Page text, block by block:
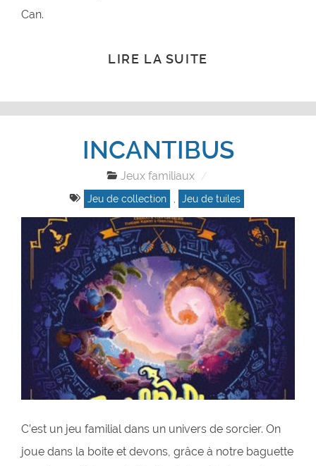
Can.
LIRE LA SUITE
INCANTIBUS
Jeux familiaux
Jeu de collection Jeu de tuiles
C’est un jeu familial dans un univers de sorcier. On
joue dans la boite et devons, grâce à notre baguette